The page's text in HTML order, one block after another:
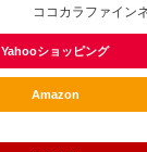
ココカラファイン
Yahooショッピング
Amazon